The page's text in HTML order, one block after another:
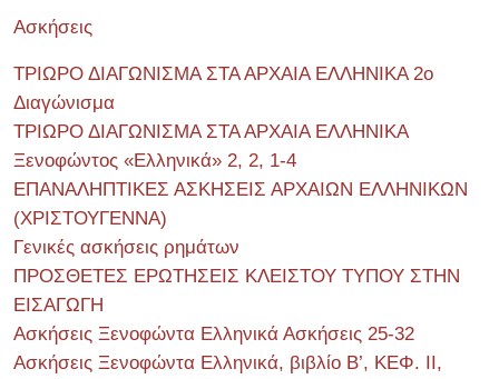
Ασκήσεις
ΤΡΙΩΡΟ ΔΙΑΓΩΝΙΣΜΑ ΣΤΑ ΑΡΧΑΙΑ ΕΛΛΗΝΙΚΑ 2o
Διαγώνισμα
ΤΡΙΩΡΟ ΔΙΑΓΩΝΙΣΜΑ ΣΤΑ ΑΡΧΑΙΑ ΕΛΛΗΝΙΚΑ
Ξενοφώντος «Ελληνικά» 2, 2, 1-4
ΕΠΑΝΑΛΗΠΤΙΚΕΣ ΑΣΚΗΣΕΙΣ ΑΡΧΑΙΩΝ ΕΛΛΗΝΙΚΩΝ
(ΧΡΙΣΤΟΥΓΕΝΝΑ)
Γενικές ασκήσεις ρημάτων
ΠΡΟΣΘΕΤΕΣ ΕΡΩΤΗΣΕΙΣ ΚΛΕΙΣΤΟΥ ΤΥΠΟΥ ΣΤΗΝ
ΕΙΣΑΓΩΓΗ
Ασκήσεις Ξενοφώντα Ελληνικά Ασκήσεις 25-32
Ασκήσεις Ξενοφώντα Ελληνικά, βιβλίο Β’, ΚΕΦ. II,